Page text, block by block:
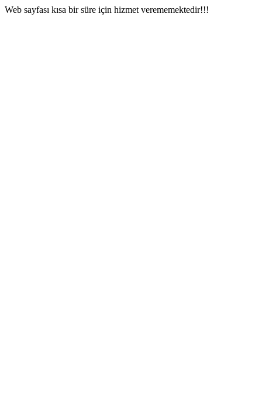
Web sayfası kısa bir süre için hizmet verememektedir!!!